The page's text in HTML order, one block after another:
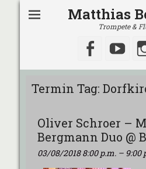
Matthias
Trompete &
Termin Tag:
Oliver Schroer –
Bergmann Duo @
03/08/2018 8:00 p.m. – 9:00